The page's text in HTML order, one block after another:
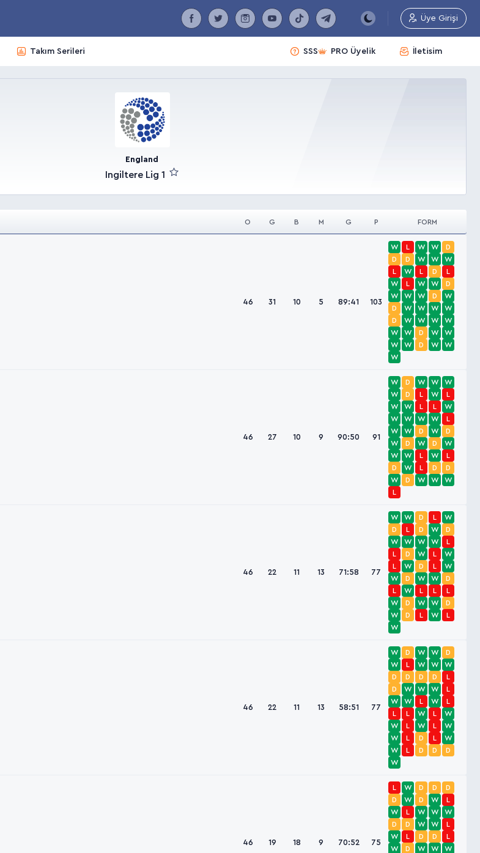
Üye Girişi
Takım Serileri İletisim
PRO Üyelik
SSS
England
Ingiltere Lig 1
O G B M G P FORM
46 31 10 5 89:41 103
W L W W
D
D
D W W
W
L
W L D
L
W
L W W
D
W
W W D
W
D
W W W
W
D
W W W
W
W
W D W
W
W
W D W
W
W
46 27 10 9 90:50 91
W D W W
W
W
D L W
L
W
W L L
W
W
W W W
L
W
W D W
D
W
D W D
W
W
W L W
L
D
W L D
D
W
D W W
W
L
46 22 11 13 71:58 77
W W D L
W
D
L D W
D
W
W W W
L
L
D W L
W
L
W D L
W
W
D W W
D
L
W L L
L
W
D W W
D
W
D L W
L
W
46 22 11 13 58:51 77
W D W W
D
W
L W W
W
D
D D D
L
D
W W W
L
W
W L W
L
L
L W L
W
W
L W L
W
W
L D L
W
W
L D D
D
W
46 19 18 9 70:52 75
L W D D
D
D
W D W
L
W
L W W
W
D
D W W
L
W
L D D
L
W
D W W
W